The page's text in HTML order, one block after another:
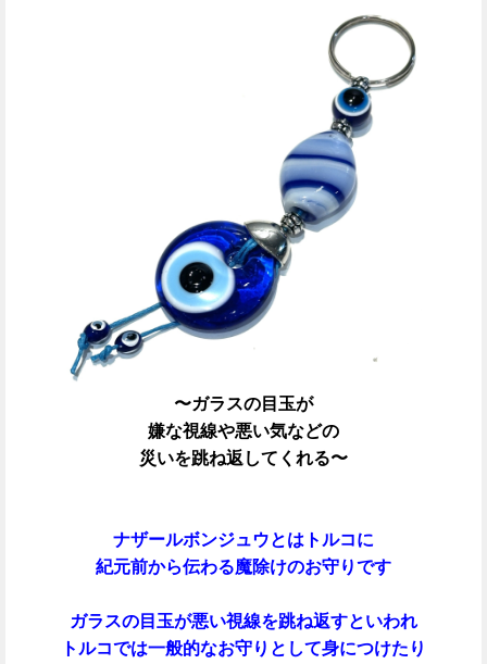
〜ガラスの目玉が
嫌な視線や悪い気などの
災いを跳ね返してくれる〜
ナザールボンジュウとはトルコに
紀元前から伝わる魔除けのお守りです
ガラスの目玉が悪い視線を跳ね返すといわれ
トルコでは一般的なお守りとして身につけたり